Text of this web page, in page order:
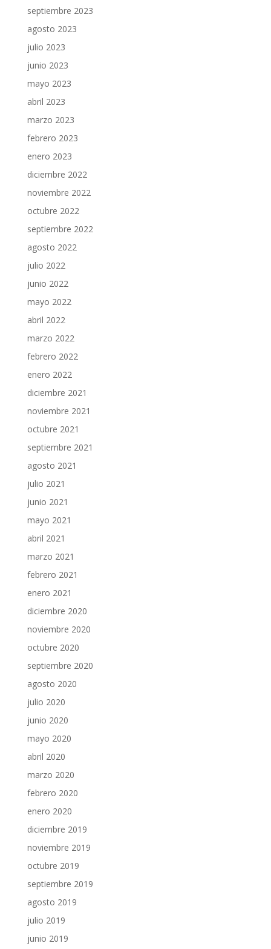
septiembre 2023
agosto 2023
julio 2023
junio 2023
mayo 2023
abril 2023
marzo 2023
febrero 2023
enero 2023
diciembre 2022
noviembre 2022
octubre 2022
septiembre 2022
agosto 2022
julio 2022
junio 2022
mayo 2022
abril 2022
marzo 2022
febrero 2022
enero 2022
diciembre 2021
noviembre 2021
octubre 2021
septiembre 2021
agosto 2021
julio 2021
junio 2021
mayo 2021
abril 2021
marzo 2021
febrero 2021
enero 2021
diciembre 2020
noviembre 2020
octubre 2020
septiembre 2020
agosto 2020
julio 2020
junio 2020
mayo 2020
abril 2020
marzo 2020
febrero 2020
enero 2020
diciembre 2019
noviembre 2019
octubre 2019
septiembre 2019
agosto 2019
julio 2019
junio 2019